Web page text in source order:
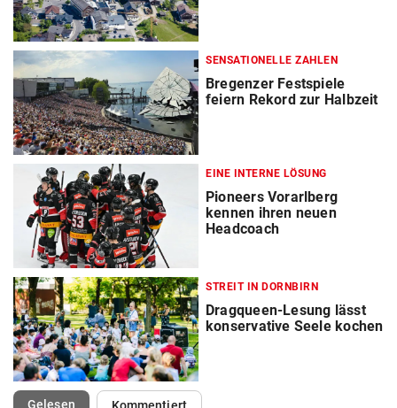
SENSATIONELLE ZAHLEN
Bregenzer Festspiele
feiern Rekord zur Halbzeit
EINE INTERNE LÖSUNG
Pioneers Vorarlberg
kennen ihren neuen
Headcoach
STREIT IN DORNBIRN
Dragqueen-Lesung lässt
konservative Seele kochen
Gelesen(ausgewählt)